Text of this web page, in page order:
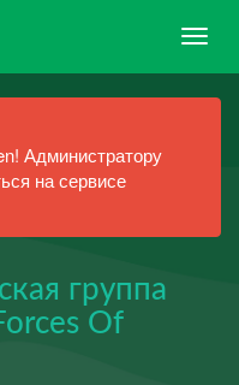
Администратору
на сервисе
группа
Of